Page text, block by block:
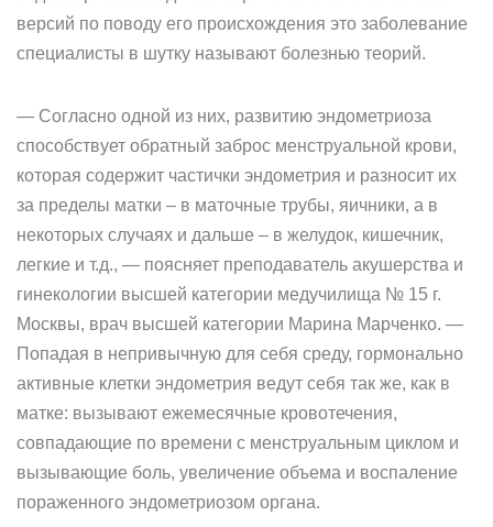
версий по поводу его происхождения это заболевание
специалисты в шутку называют болезнью теорий.
— Согласно одной из них, развитию эндометриоза
способствует обратный заброс менструальной крови,
которая содержит частички эндометрия и разносит их
за пределы матки – в маточные трубы, яичники, а в
некоторых случаях и дальше – в желудок, кишечник,
легкие и т.д., — поясняет преподаватель акушерства и
гинекологии высшей категории медучилища № 15 г.
Москвы, врач высшей категории Марина Марченко. —
Попадая в непривычную для себя среду, гормонально
активные клетки эндометрия ведут себя так же, как в
матке: вызывают ежемесячные кровотечения,
совпадающие по времени с менструальным циклом и
вызывающие боль, увеличение объема и воспаление
пораженного эндометриозом органа.